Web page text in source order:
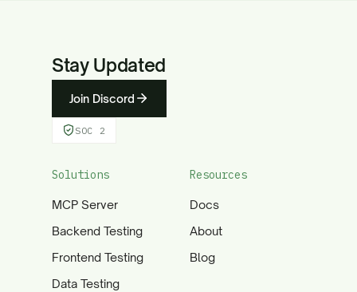
Stay Updated
Join Discord
SOC 2
Solutions
MCP Server
Backend Testing
Frontend Testing
Data Testing
Resources
Docs
About
Blog